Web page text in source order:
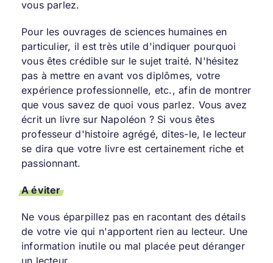
vous parlez.
Pour les ouvrages de sciences humaines en
particulier, il est très utile d'indiquer pourquoi
vous êtes crédible sur le sujet traité. N'hésitez
pas à mettre en avant vos diplômes, votre
expérience professionnelle, etc., afin de montrer
que vous savez de quoi vous parlez. Vous avez
écrit un livre sur Napoléon ? Si vous êtes
professeur d'histoire agrégé, dites-le, le lecteur
se dira que votre livre est certainement riche et
passionnant.
A éviter
Ne vous éparpillez pas en racontant des détails
de votre vie qui n'apportent rien au lecteur. Une
information inutile ou mal placée peut déranger
un lecteur.